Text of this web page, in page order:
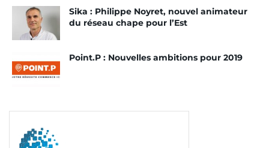
envie, le même enthousiasme de former des
jeunes, de les professionnaliser et de construire
une aventure humaine,
secrétaire général du BTP-CFA Ile-de-France.
L’apprentissage permet d’agir sur tous les enjeux
Le 4 octobre 2022, la première classe des
Sika : Philippe Noyret, nouvel animateur
du réseau chape pour l’Est
Point.P : Nouvelles ambitions pour 2019